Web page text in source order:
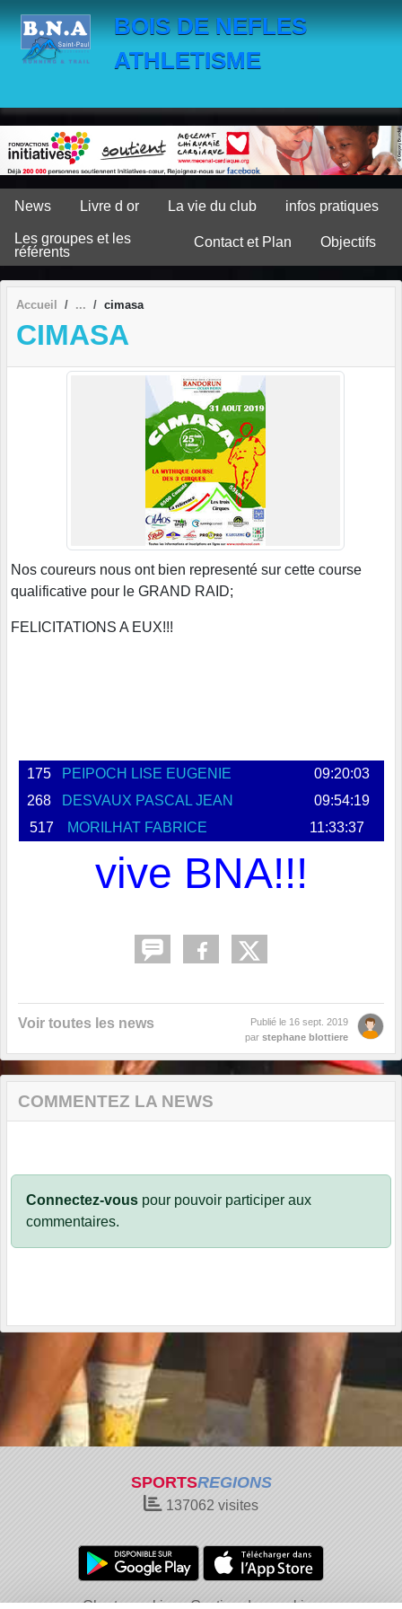
BOIS DE NEFLES
ATHLETISME
News Livre d or La vie du club infos pratiques
Les groupes et les
référents
Contact et Plan Objectifs
Accueil cimasa
CIMASA
Nos coureurs nous ont bien representé sur cette course
qualificative pour le GRAND RAID;
FELICITATIONS A EUX!!!
175 PEIPOCH LISE EUGENIE
09:20:03
268
DESVAUX PASCAL JEAN
09:54:19
517
MORILHAT FABRICE 11:33:37
vive BNA!!!
Voir toutes les news Publié le 16 sept. 2019
par stephane blottiere
COMMENTEZ LA NEWS
Connectez-vous pour pouvoir participer aux
commentaires.
SPORTSREGIONS
137062 visites
Charte cookies Gestion des cookies